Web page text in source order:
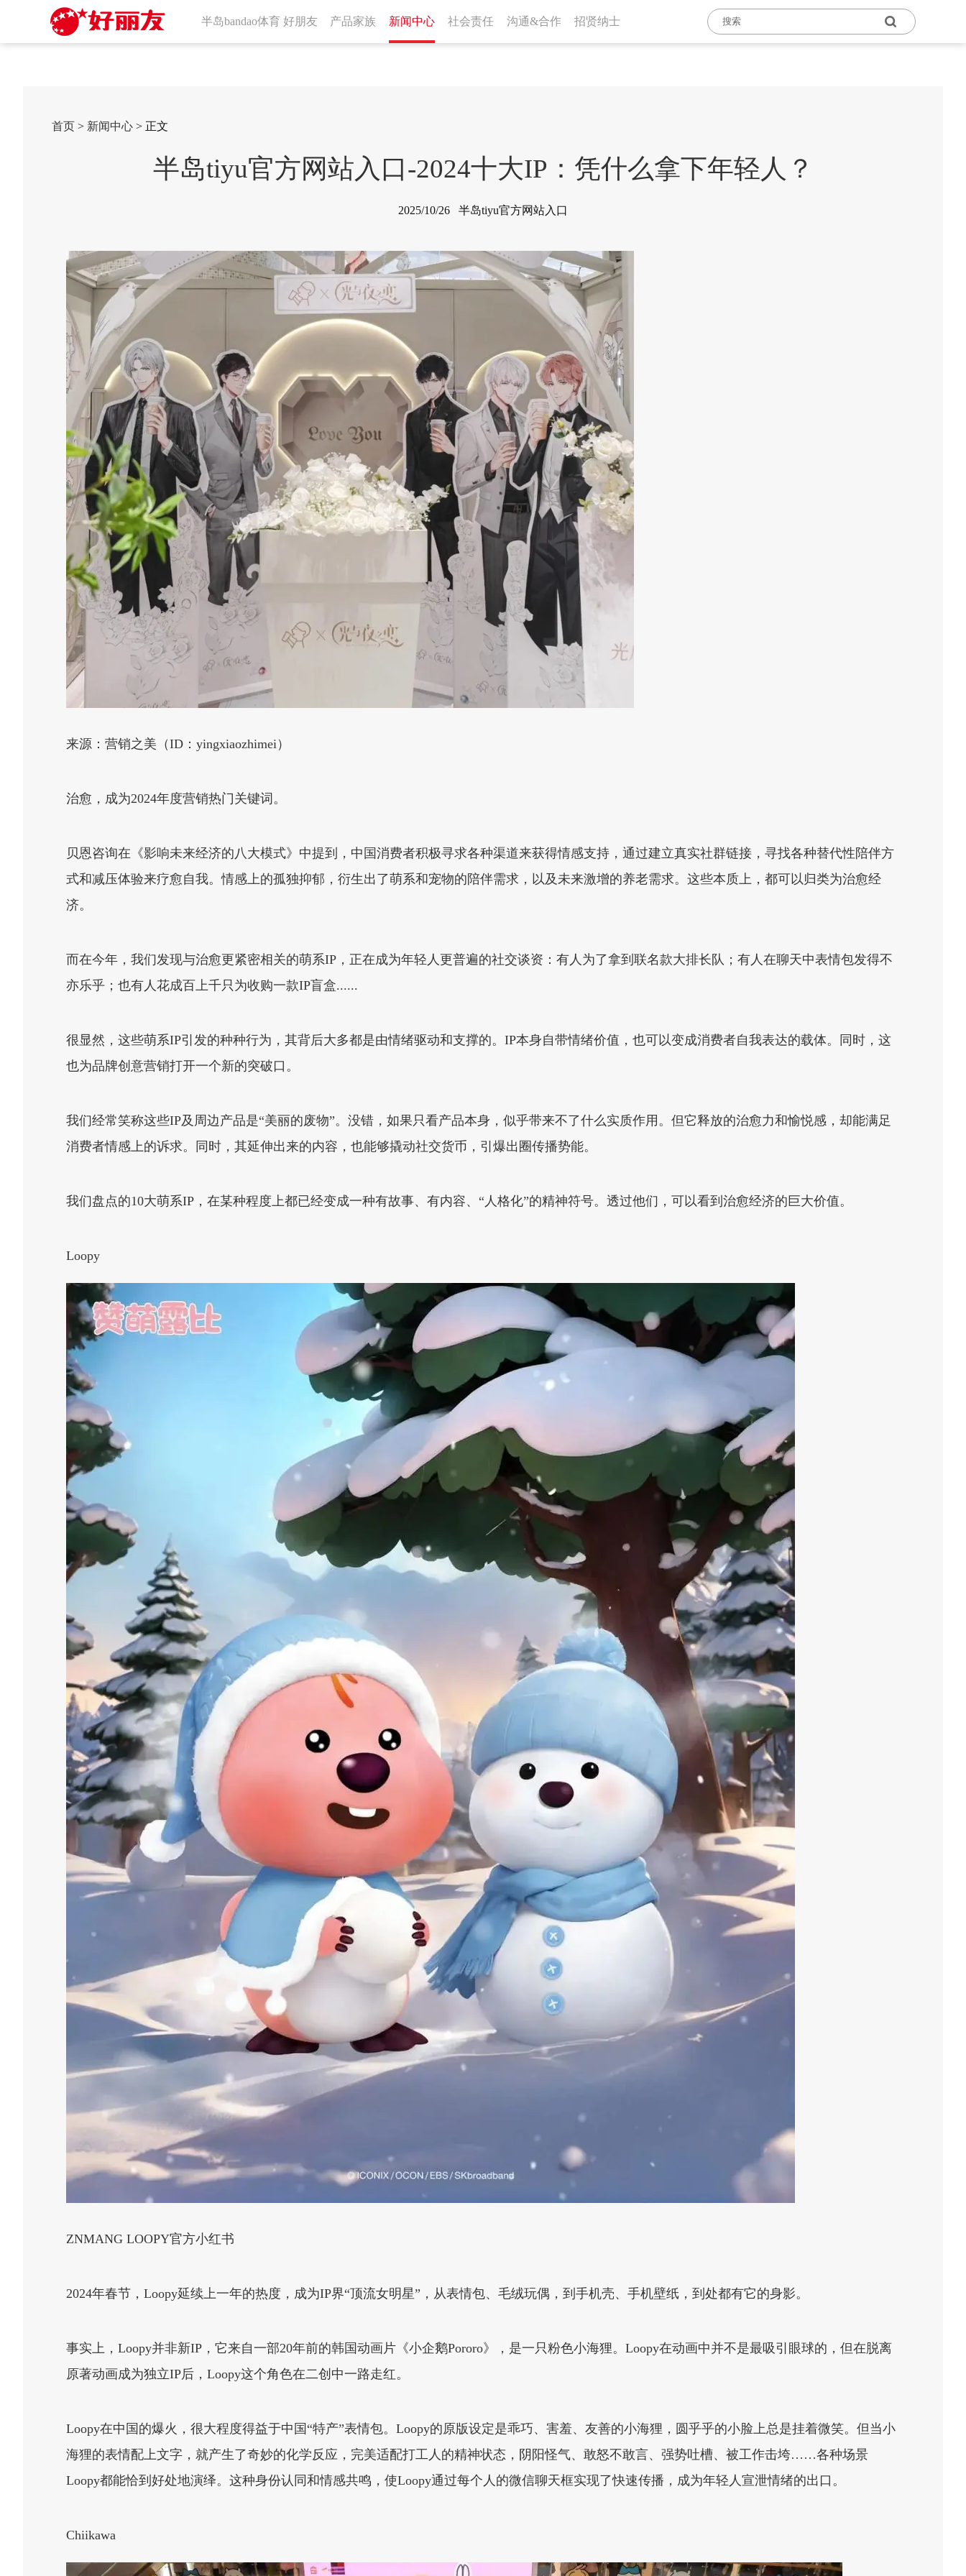
半岛bandao体育 好朋友 产品家族 新闻中心 社会责任 沟通&合作 招贤纳士
首页 > 新闻中心 > 正文
半岛tiyu官方网站入口-2024十大IP：凭什么拿下年轻人？
2025/10/26 半岛tiyu官方网站入口
来源：营销之美（ID：yingxiaozhimei）
治愈，成为2024年度营销热门关键词。
贝恩咨询在《影响未来经济的八大模式》中提到，中国消费者积极寻求各种渠道来获得情感支持，通过建立真实社群链接，寻找各种替代性陪伴方
式和减压体验来疗愈自我。情感上的孤独抑郁，衍生出了萌系和宠物的陪伴需求，以及未来激增的养老需求。这些本质上，都可以归类为治愈经
济。
而在今年，我们发现与治愈更紧密相关的萌系IP，正在成为年轻人更普遍的社交谈资：有人为了拿到联名款大排长队；有人在聊天中表情包发得不
亦乐乎；也有人花成百上千只为收购一款IP盲盒......
很显然，这些萌系IP引发的种种行为，其背后大多都是由情绪驱动和支撑的。IP本身自带情绪价值，也可以变成消费者自我表达的载体。同时，这
也为品牌创意营销打开一个新的突破口。
我们经常笑称这些IP及周边产品是“美丽的废物”。没错，如果只看产品本身，似乎带来不了什么实质作用。但它释放的治愈力和愉悦感，却能满足
消费者情感上的诉求。同时，其延伸出来的内容，也能够撬动社交货币，引爆出圈传播势能。
我们盘点的10大萌系IP，在某种程度上都已经变成一种有故事、有内容、“人格化”的精神符号。透过他们，可以看到治愈经济的巨大价值。
Loopy
ZNMANG LOOPY官方小红书
2024年春节，Loopy延续上一年的热度，成为IP界“顶流女明星”，从表情包、毛绒玩偶，到手机壳、手机壁纸，到处都有它的身影。
事实上，Loopy并非新IP，它来自一部20年前的韩国动画片《小企鹅Pororo》，是一只粉色小海狸。Loopy在动画中并不是最吸引眼球的，但在脱离
原著动画成为独立IP后，Loopy这个角色在二创中一路走红。
Loopy在中国的爆火，很大程度得益于中国“特产”表情包。Loopy的原版设定是乖巧、害羞、友善的小海狸，圆乎乎的小脸上总是挂着微笑。但当小
海狸的表情配上文字，就产生了奇妙的化学反应，完美适配打工人的精神状态，阴阳怪气、敢怒不敢言、强势吐槽、被工作击垮……各种场景
Loopy都能恰到好处地演绎。这种身份认同和情感共鸣，使Loopy通过每个人的微信聊天框实现了快速传播，成为年轻人宣泄情绪的出口。
Chiikawa